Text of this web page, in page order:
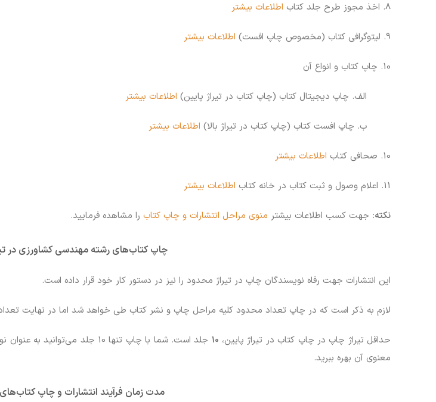
8. اخذ مجوز طرح جلد کتاب اطلاعات بیشتر
9. لیتوگرافی کتاب (مخصوص چاپ افست) اطلاعات بیشتر
10. چاپ کتاب و انواع آن
الف. چاپ دیجیتال کتاب (چاپ کتاب در تیراژ پایین) اطلاعات بیشتر
ب. چاپ افست کتاب (چاپ کتاب در تیراژ بالا) اطلاعات بیشتر
10. صحافی کتاب اطلاعات بیشتر
11. اعلام وصول و ثبت کتاب در خانه کتاب اطلاعات بیشتر
نکته: جهت کسب اطلاعات بیشتر منوی مراحل انتشارات و چاپ کتاب‌ را مشاهده فرمایید.
چاپ کتاب‌های رشته مهندسی کشاورزی در
این انتشارات جهت رفاه نویسندگان چاپ در تیراژ محدود را نیز در دستور کار خود قرار داده است.
لازم به ذکر است که در چاپ تعداد محدود کلیه مراحل چاپ و نشر کتاب طی خواهد شد اما در نهایت
حداقل تیراژ چاپ در چاپ کتاب در تیراژ پایین، 10
جلد است. شما با چاپ تنها 10
معنوی آن بهره ببرید.
مدت زمان فرآیند انتشارات و چاپ